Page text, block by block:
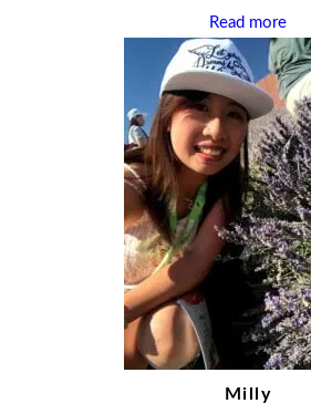
Read more
Milly